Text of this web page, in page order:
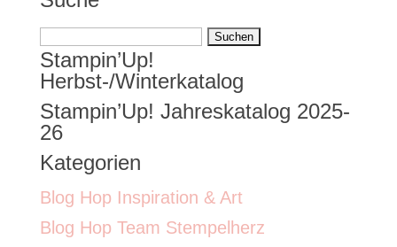
Suchen
nach:
Stampin’Up!
Herbst-/Winterkatalog
Stampin’Up! Jahreskatalog 2025-
26
Kategorien
Blog Hop Inspiration & Art
Blog Hop Team Stempelherz